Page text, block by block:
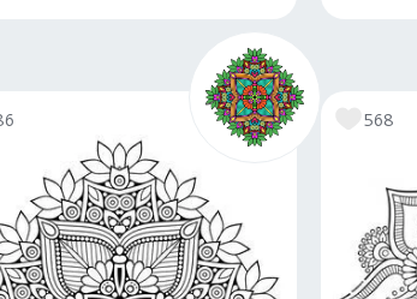
568